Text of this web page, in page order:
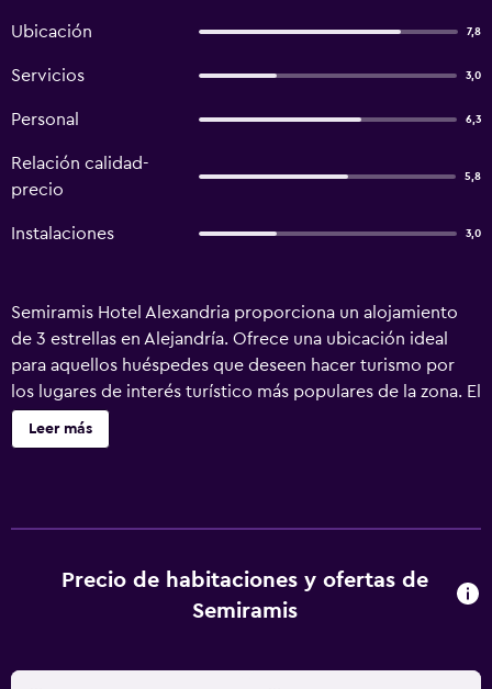
Ubicación 7,8
Servicios 3,0
Personal 6,3
Relación calidad-
precio
5,8
Instalaciones 3,0
Semiramis Hotel Alexandria proporciona un alojamiento
de 3 estrellas en Alejandría. Ofrece una ubicación ideal
para aquellos huéspedes que deseen hacer turismo por
los lugares de interés turístico más populares de la zona. El
hotel pone a su disposición conserje, un servicio de
guardaequipajes y recepción 24 horas. En días soleados la
como Corniche, Eliyahu Hanavi Synagogue y Saint Mark's
Coptic Orthodox Cathedral, quedan a solo diez minutos
Leer más
Precio de habitaciones y ofertas de
Semiramis